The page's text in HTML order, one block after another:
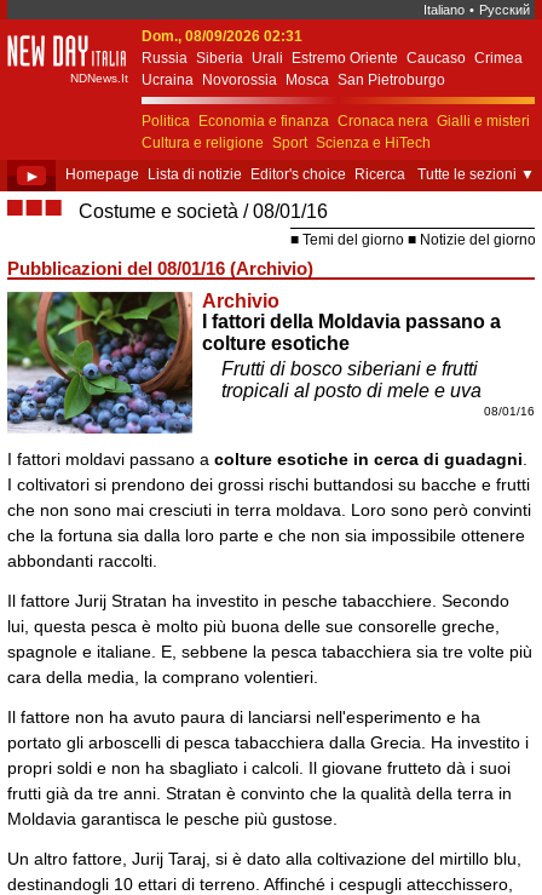
Italiano • Русский
New Day Italia
NDNews.It
Dom., 08/09/2026 02:31
Russia Siberia Urali Estremo Oriente Caucaso Crimea
Ucraina
Novorossia Mosca San Pietroburgo
Ekaterinburgo Kiev Simferopol
Sebastopoli
Politica
Economia e finanza Cronaca nera Gialli e misteri
Cultura e religione Sport Scienza e HiTech
Costume e società
Unione Europea
► Homepage Lista di notizie Editor's choice Ricerca Tutte le sezioni ▼
■■■ Costume e società 08/01/16
Temi del giorno Notizie del giorno
Pubblicazioni del 08/01/16 (Archivio)
Archivio
I fattori della Moldavia passano a
colture esotiche
Frutti di bosco siberiani e frutti
tropicali al posto di mele e uva
08/01/16
I fattori moldavi passano a colture esotiche in cerca di guadagni
I coltivatori si prendono dei grossi rischi buttandosi su bacche e frutti
che non sono mai cresciuti in terra moldava. Loro sono però convinti
che la fortuna sia dalla loro parte e che non sia impossibile ottenere
abbondanti raccolti.
Il fattore Jurij Stratan ha investito in pesche tabacchiere. Secondo
lui, questa pesca è molto più buona delle sue consorelle greche,
spagnole e italiane. E, sebbene la pesca tabacchiera sia tre volte più
cara della media, la comprano volentieri.
Il fattore non ha avuto paura di lanciarsi nell'esperimento e ha
portato gli arboscelli di pesca tabacchiera dalla Grecia. Ha investito i
propri soldi e non ha sbagliato i calcoli. Il giovane frutteto dà i suoi
frutti già da tre anni. Stratan è convinto che la qualità della terra in
Moldavia garantisca le pesche più gustose.
Un altro fattore, Jurij Taraj, si è dato alla coltivazione del mirtillo blu,
destinandogli 10 ettari di terreno. Affinché i cespugli attecchissero,